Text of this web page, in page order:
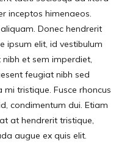
inceptos himenaeos.
Donec hendrerit
ipsum elit, id vestibulum
et sem imperdiet,
feugiat nibh sed
tristique. Fusce rhoncus
condimentum dui. Etiam
at hendrerit tristique,
augue ex quis elit.